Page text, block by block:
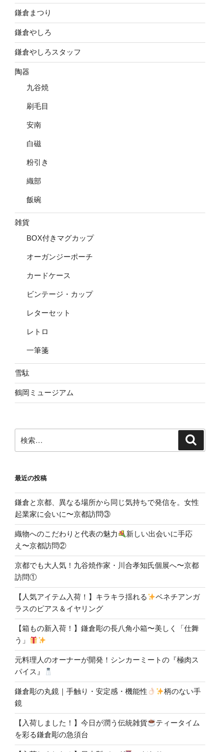
鎌倉まつり
鎌倉やしろ
鎌倉やしろスタッフ
陶器
九谷焼
刷毛目
安南
白磁
粉引き
織部
飯碗
雑貨
BOX付きマグカップ
オーガンジーポーチ
カードケース
ビンテージ・カップ
レターセット
レトロ
一筆箋
雪駄
鶴岡ミュージアム
索:
最近の投稿
鎌倉と京都、異なる場所から同じ気持ちで発信を。女性
起業家に会いに〜京都訪問③
織物へのこだわりと代表の魅力
新しい出会いに手応
え〜京都訪問②
京都でも大人気！九谷焼作家・川合孝知氏個展へ〜京都
訪問①
【人気アイテム入荷！】キラキラ揺れる
ベネチアンガ
ラスのピアス＆イヤリング
【箱もの新入荷！】鎌倉彫の長八角小箱〜美しく「仕舞
う」
元料理人のオーナーが開発！シンカーミートの『極肉ス
パイス』
鎌倉彫の丸鏡｜手触り・安定感・機能性
柄のない手
鏡
【入荷しました！】今日が潤う伝統雑貨
ティータイム
を彩る鎌倉彫の急須台